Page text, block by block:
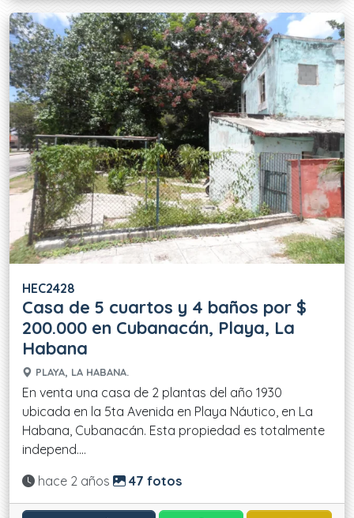
HEC2428
Casa de 5 cuartos y 4 baños por $
200.000 en Cubanacán, Playa, La
Habana
PLAYA, LA HABANA.
En venta una casa de 2 plantas del año 1930
ubicada en la 5ta Avenida en Playa Náutico, en La
Habana, Cubanacán. Esta propiedad es totalmente
independ....
Actualizado:
hace 2 años 47 fotos